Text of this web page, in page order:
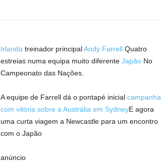
Irlanda treinador principalAndy FarrellQuatro
estreias numa equipa muito diferente JapãoNo
Campeonato das Nações.
A equipe de Farrell dá o pontapé inicial campanha
com vitória sobre a Austrália em SydneyE agora
uma curta viagem a Newcastle para um encontro
com o Japão
anúncio